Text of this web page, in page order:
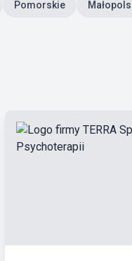
Pomorskie